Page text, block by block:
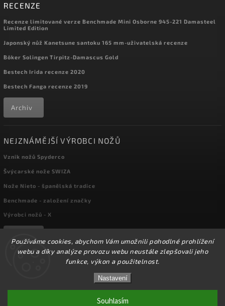
Používáme cookies, abychom Vám umožnili pohodlné prohlížení
webu a díky analýze provozu webu neustále zlepšovali jeho
funkce, výkon a použitelnost.
Nastavení
Souhlasím
☀️Ve dnech 3-14.8 2026 máme zavřeno z důvodu
DOVOLENÉ. Eshop zůstává v provozu, objednávky
budeme zpracovávat v pondělí 17.8.2026. Děkujeme za
pochopení.☀️
RECENZE
Recenze limitované verze Benchmade Mini Osborne 945-221 Damasteel
Limited Edition
Japonský nůž Kanetsune santoku 165 mm-uživatelská recenze
Böker Solingen Tirpitz-Damascus Gold
Bestech Irida recenze 2020
Bestech Fanga recenze 2019
Archiv
NEJZNÁMĚJŠÍ VÝROBCI NOŽŮ
Vznik nožů Spyderco
Švýcarské nože SWIZA
Nože Nieto - španělská tradice
Benchmade - založení značky
Výrobci nožů - X
Upravit nastavení cookies